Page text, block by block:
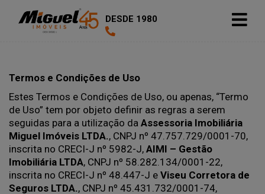
DESDE 1980
Termos e Condições de Uso
Estes Termos e Condições de Uso, ou apenas, “Termo
de Uso” tem por objeto definir as regras a serem
seguidas para a utilização da Assessoria Imobiliária
Miguel Imóveis LTDA., CNPJ nº 47.757.729/0001-70,
inscrita no CRECI-J nº 5982-J, AIMI – Gestão
Imobiliária LTDA, CNPJ nº 58.282.134/0001-22,
inscrita no CRECI-J nº 48.447-J e Viseu Corretora de
Seguros LTDA., CNPJ nº 45.431.732/0001-74,